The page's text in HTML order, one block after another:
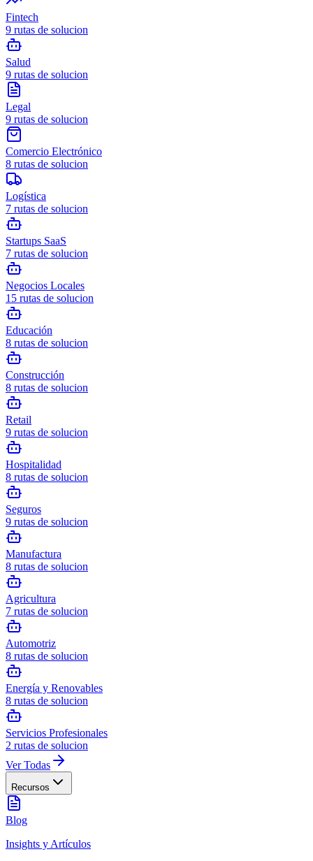
Fintech
9 rutas de solucion
Salud
9 rutas de solucion
Legal
9 rutas de solucion
Comercio Electrónico
8 rutas de solucion
Logística
7 rutas de solucion
Startups SaaS
7 rutas de solucion
Negocios Locales
15 rutas de solucion
Educación
8 rutas de solucion
Construcción
8 rutas de solucion
Retail
9 rutas de solucion
Hospitalidad
8 rutas de solucion
Seguros
9 rutas de solucion
Manufactura
8 rutas de solucion
Agricultura
7 rutas de solucion
Automotriz
8 rutas de solucion
Energía y Renovables
8 rutas de solucion
Servicios Profesionales
2 rutas de solucion
Ver Todas
Recursos
Blog
Insights y Artículos